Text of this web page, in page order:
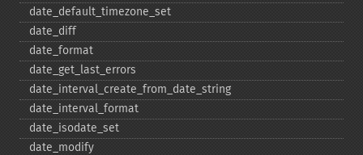
date_​default_​timezone_​set
date_​diff
date_​format
date_​get_​last_​errors
date_​interval_​create_​from_​date_​string
date_​interval_​format
date_​isodate_​set
date_​modify